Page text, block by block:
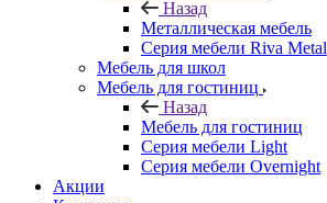
Назад
Металлическая мебель
Серия мебели Riva Metal
Мебель для школ
Мебель для гостиниц
Назад
Мебель для гостиниц
Серия мебели Light
Серия мебели Overnight
Акции